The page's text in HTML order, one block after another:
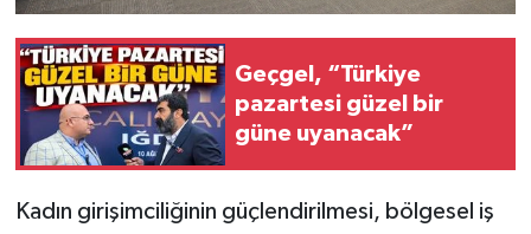
Geçgel, “Türkiye
pazartesi güzel bir
güne uyanacak”
Kadın girişimciliğinin güçlendirilmesi, bölgesel iş